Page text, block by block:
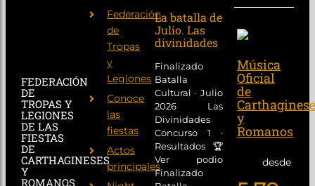
FEDERACIÓN
DE
TROPAS Y
LEGIONES
DE LAS
FIESTAS
DE
CARTHAGINESES
Y
ROMANOS
Federación
de
Tropas
y
Legiones
Conoce
las
fiestas
Actos
principales
La batalla de
Julio. Las
divinidades
Finalizado
Batalla
Cultural · Julio
2026 Las
Divinidades
Concurso 1 ·
Resultados 🏆
Ver podio
Finalizado
Música
Oficial
de
y
Romanos
desde